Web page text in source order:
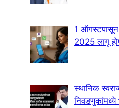
1
2025 लागू
स्थानिक
निवडणुकांमध्ये